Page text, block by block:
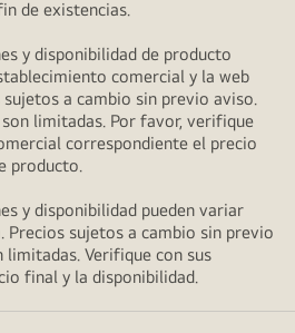
de existencias.
y disponibilidad de producto
comercial y la web
a cambio sin previo aviso.
limitadas. Por favor, verifique
correspondiente el precio
producto.
y disponibilidad pueden variar
Precios sujetos a cambio sin previo
limitadas. Verifique con sus
final y la disponibilidad.